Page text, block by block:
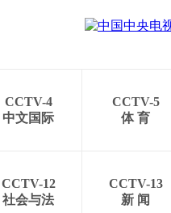
CCTV-4
中文国际
CCTV-5
体 育
CCTV-12
社会与法
CCTV-13
新 闻